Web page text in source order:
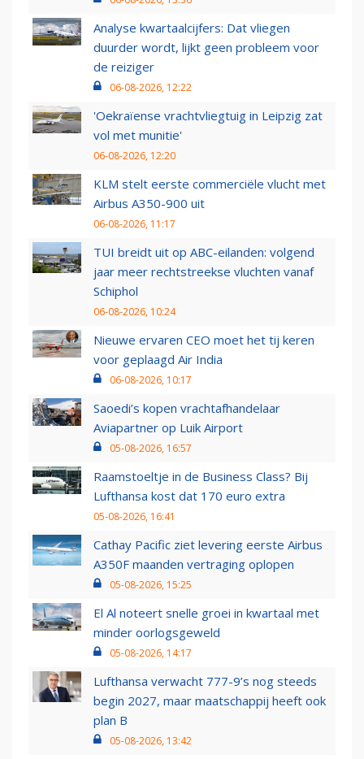
Analyse kwartaalcijfers: Dat vliegen
duurder wordt, lijkt geen probleem voor
de reiziger
06-08-2026, 12:22
'Oekraïense vrachtvliegtuig in Leipzig zat
vol met munitie'
06-08-2026, 12:20
KLM stelt eerste commerciële vlucht met
Airbus A350-900 uit
06-08-2026, 11:17
TUI breidt uit op ABC-eilanden: volgend
jaar meer rechtstreekse vluchten vanaf
Schiphol
06-08-2026, 10:24
Nieuwe ervaren CEO moet het tij keren
voor geplaagd Air India
06-08-2026, 10:17
Saoedi’s kopen vrachtafhandelaar
Aviapartner op Luik Airport
05-08-2026, 16:57
Raamstoeltje in de Business Class? Bij
Lufthansa kost dat 170 euro extra
05-08-2026, 16:41
Cathay Pacific ziet levering eerste Airbus
A350F maanden vertraging oplopen
05-08-2026, 15:25
El Al noteert snelle groei in kwartaal met
minder oorlogsgeweld
05-08-2026, 14:17
Lufthansa verwacht 777-9’s nog steeds
begin 2027, maar maatschappij heeft ook
plan B
05-08-2026, 13:42